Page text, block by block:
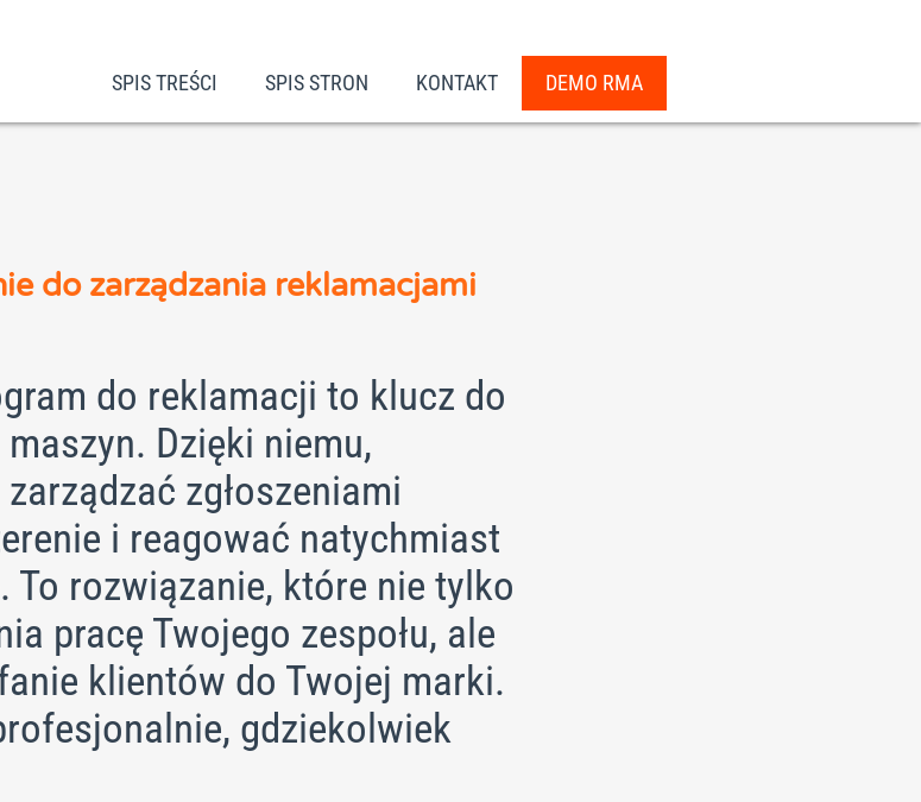
SPIS TREŚCI SPIS STRON KONTAKT DEMO RMA
do zarządzania reklamacjami
do reklamacji to klucz do
Dzięki niemu,
zgłoszeniami
i reagować natychmiast
To rozwiązanie, które nie tylko
pracę Twojego zespołu, ale
klientów do Twojej marki.
gdziekolwiek